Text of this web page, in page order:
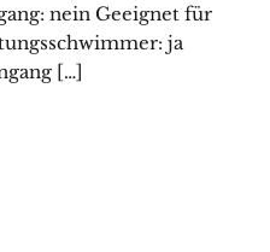
nein Geeignet für
ja
[…]